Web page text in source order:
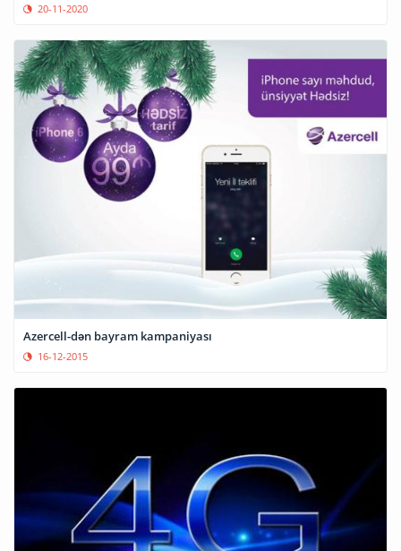
20-11-2020
Azercell-dən bayram kampaniyası
16-12-2015